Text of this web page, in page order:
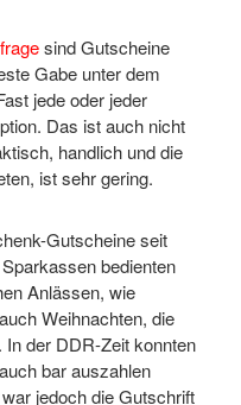
sind Gutscheine
Gabe unter dem
jede oder jeder
Das ist auch nicht
handlich und die
ist sehr gering.
Gutscheine seit
bedienten
Anlässen, wie
Weihnachten, die
der DDR-Zeit konnten
bar auszahlen
jedoch die Gutschrift